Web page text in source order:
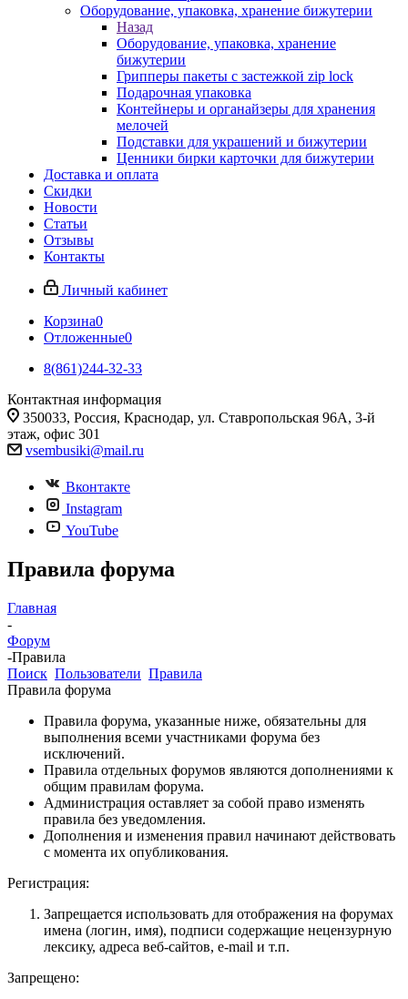
Оборудование, упаковка, хранение бижутерии
Назад
Оборудование, упаковка, хранение
бижутерии
Грипперы пакеты с застежкой zip lock
Подарочная упаковка
Контейнеры и органайзеры для хранения
мелочей
Подставки для украшений и бижутерии
Ценники бирки карточки для бижутерии
Доставка и оплата
Скидки
Новости
Статьи
Отзывы
Контакты
Личный кабинет
Корзина0
Отложенные0
8(861)244-32-33
Контактная информация
350033, Россия, Краснодар, ул. Ставропольская 96А, 3-й
этаж, офис 301
vsembusiki@mail.ru
Вконтакте
Instagram
YouTube
Правила форума
Главная
-
Форум
-Правила
Поиск Пользователи Правила
Правила форума
Правила форума, указанные ниже, обязательны для
выполнения всеми участниками форума без
исключений.
Правила отдельных форумов являются дополнениями к
общим правилам форума.
Администрация оставляет за собой право изменять
правила без уведомления.
Дополнения и изменения правил начинают действовать
с момента их опубликования.
Регистрация:
Запрещается использовать для отображения на форумах
имена (логин, имя), подписи содержащие нецензурную
лексику, адреса веб-сайтов, e-mail и т.п.
Запрещено: